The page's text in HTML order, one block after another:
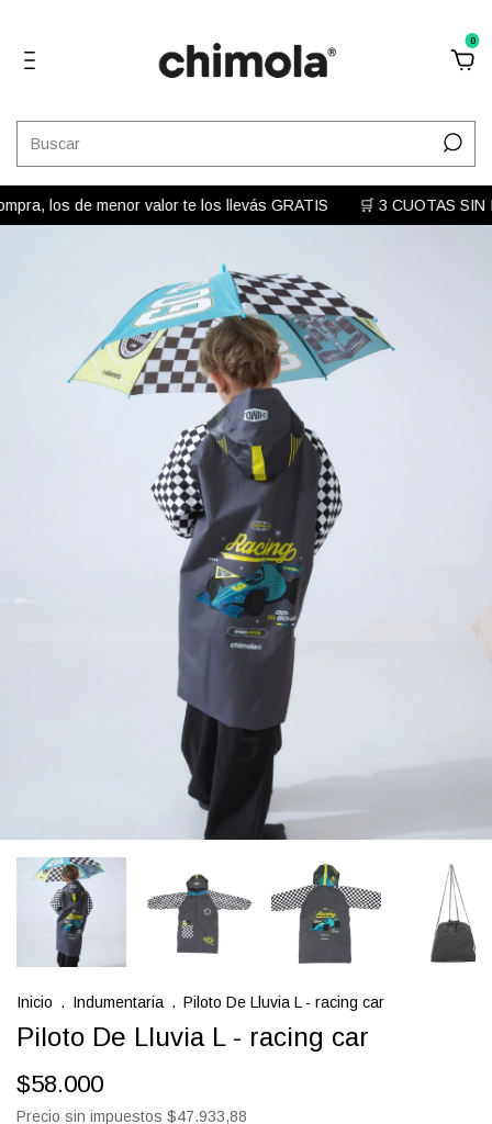
0
los de menor valor te los llevás GRATIS 🛒 3 CUOTAS SIN
Inicio . Indumentaria . Piloto De Lluvia L - racing car
Piloto De Lluvia L - racing car
$58.000
Precio sin impuestos $47.933,88